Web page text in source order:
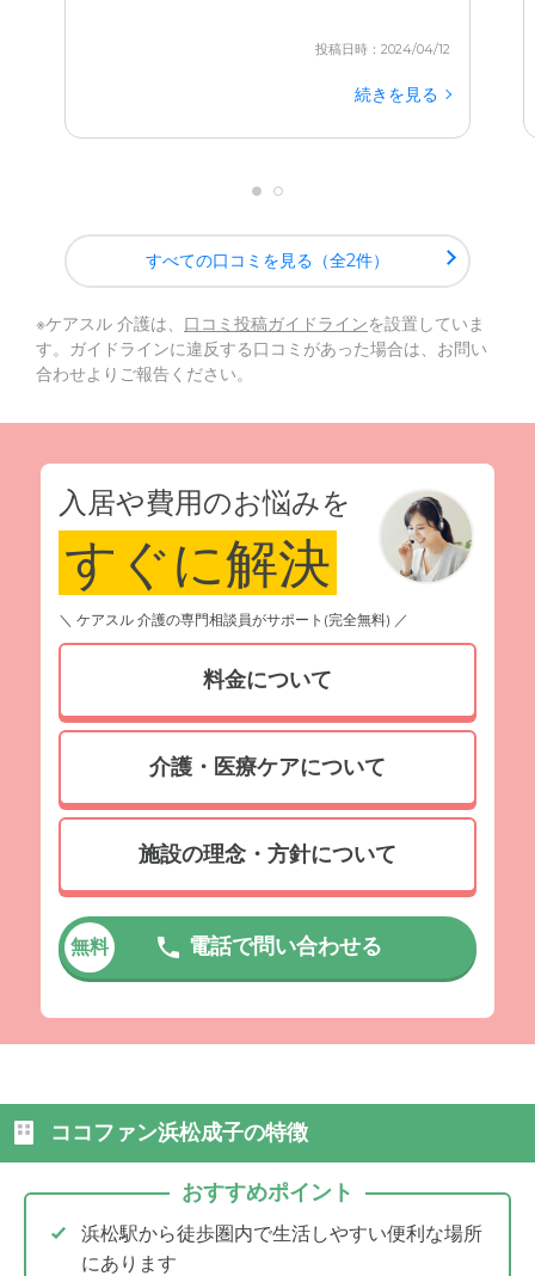
投稿日時：2024/04/12
続きを見る
すべての口コミを見る（全2件）
※ケアスル 介護は、 口コミ投稿ガイドラインを設置していま
す。ガイドラインに違反する口コミがあった場合は、お問い
合わせよりご報告ください。
入居や費用のお悩みを
すぐに解決
＼ ケアスル 介護の専門相談員がサポート(完全無料) ／
料金について
介護・医療ケアについて
施設の理念・方針について
無料 電話で問い合わせる
ココファン浜松成子の特徴
おすすめポイント
浜松駅から徒歩圏内で生活しやすい便利な場所
にあります